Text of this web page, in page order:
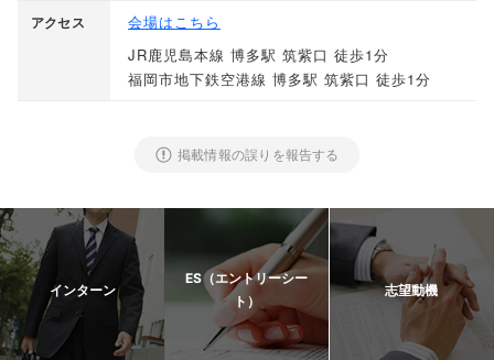
アクセス
会場はこちら
JR鹿児島本線 博多駅 筑紫口 徒歩1分
福岡市地下鉄空港線 博多駅 筑紫口 徒歩1分
掲載情報の誤りを報告する
インターン
ES（エントリーシー
ト）
志望動機